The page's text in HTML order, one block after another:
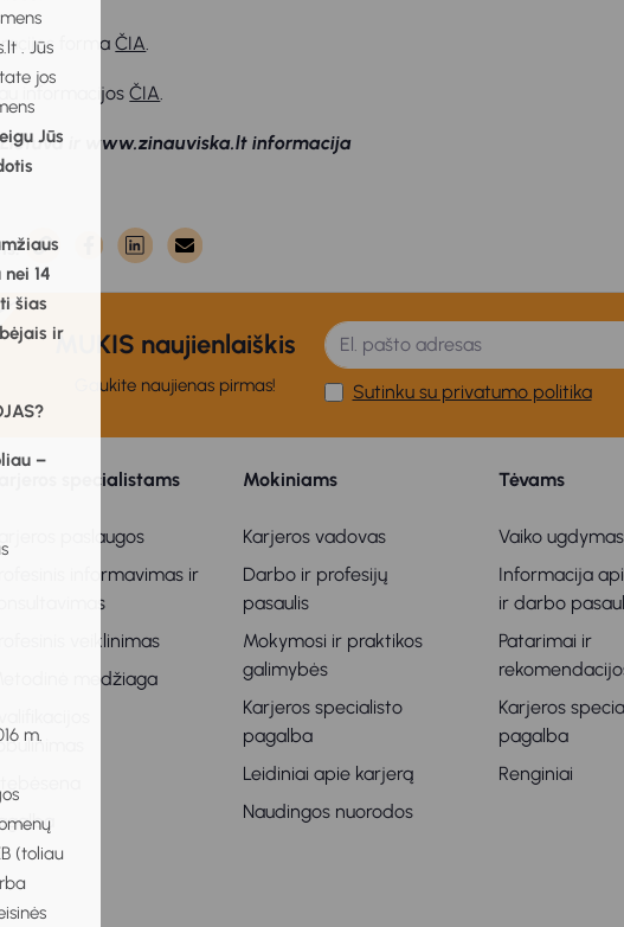
. Jūs
jos
Jūs
14
šias
ir
–
m.
(toliau
formaČIA.
informacijosČIA.
Lietuva ir www.zinauviska.lt informacija
MUKIS naujienlaiškis
Gaukite naujienas pirmas! Sutinku su privatumo politika
Karjeros specialistams
Karjeros paslaugos
Profesinis informavimas ir
konsultavimas
Profesinis veiklinimas
Metodinė medžiaga
Mokiniams
Karjeros vadovas
Darbo ir profesijų
pasaulis
Mokymosi ir praktikos
galimybės
Karjeros specialisto
pagalba
Leidiniai apie karjerą
Naudingos nuorodos
Tėvams
Vaiko
Informacija
ir darbo
Patarimai ir
Karjeros
pagalba
Renginiai